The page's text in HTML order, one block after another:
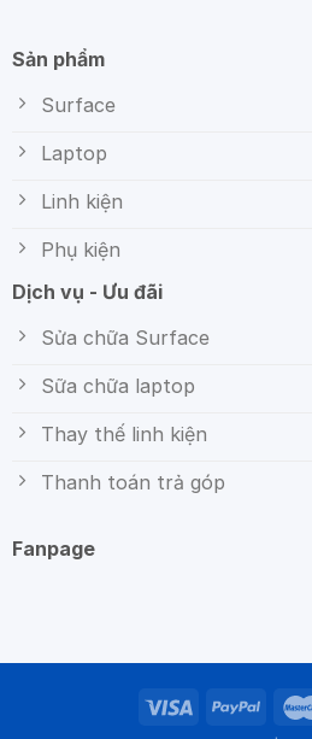
Sản phẩm
Surface
Laptop
Linh kiện
Phụ kiện
Dịch vụ - Ưu đãi
Sửa chữa Surface
Sữa chữa laptop
Thay thế linh kiện
Thanh toán trả góp
Fanpage